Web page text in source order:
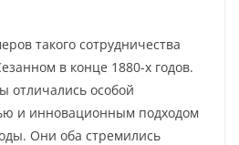
такого сотрудничества
в конце 1880-х годов.
отличались особой
и инновационным подходом
Они оба стремились